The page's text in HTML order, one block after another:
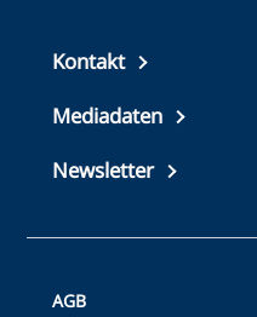
Top
footer
Kontakt
Mediadaten
Newsletter
Bottom
AGB